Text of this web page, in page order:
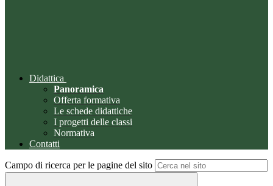
Didattica
Panoramica
Offerta formativa
Le schede didattiche
I progetti delle classi
Normativa
Contatti
Campo di ricerca per le pagine del sito